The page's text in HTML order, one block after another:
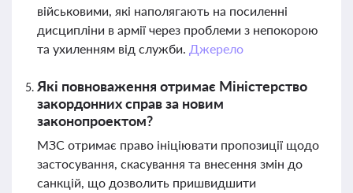
військовими, які наполягають на посиленні
дисципліни в армії через проблеми з непокорою
та ухиленням від служби. Джерело
Які повноваження отримає Міністерство
закордонних справ за новим
законопроектом?
МЗС отримає право ініціювати пропозиції щодо
застосування, скасування та внесення змін до
санкцій, що дозволить пришвидшити